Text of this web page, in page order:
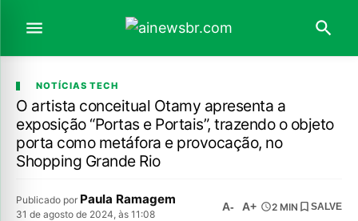
NOTÍCIAS TECH
O artista conceitual Otamy apresenta a
exposição “Portas e Portais”, trazendo o objeto
porta como metáfora e provocação, no
Shopping Grande Rio
Publicado por Paula Ramagem
31 de agosto de 2024, às 11:08
A- A+ 2 MIN SALVE